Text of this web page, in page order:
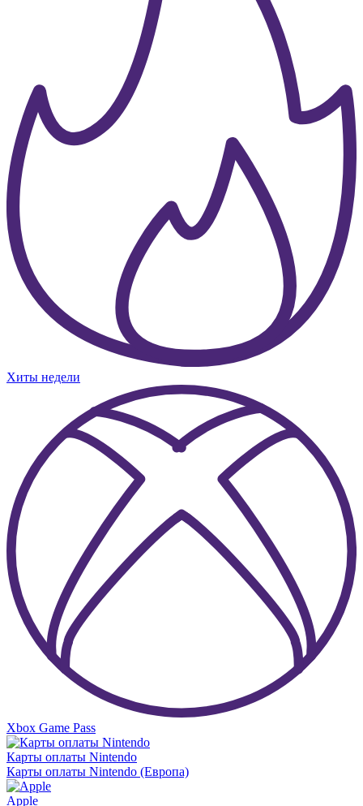
Хиты недели
Xbox Game Pass
Карты оплаты Nintendo
Карты оплаты Nintendo (Европа)
Apple